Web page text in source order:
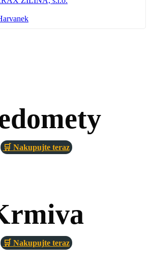
🛒 Nakupujte teraz
🛒 Nakupujte teraz